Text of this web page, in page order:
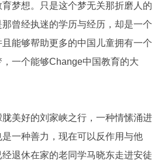
梦想。只是这个梦无关那折磨人的
曾经执迷的学历与经历，却是一个
能够帮助更多的中国儿童拥有一个
一个能够Change中国教育的大
美好的刘家峡之行，一种情愫涌进
一种善力，现在可以反作用与他
退休在家的老同学马晓东走进安徒